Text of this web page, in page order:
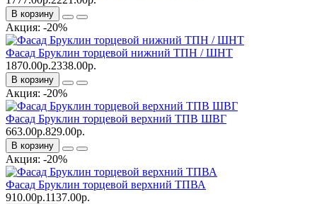
В корзину
Акция: -20%
Фасад Бруклин торцевой нижний ТПН / ШНТ
1870.00р.2338.00р.
В корзину
Акция: -20%
Фасад Бруклин торцевой верхний ТПВ ШВГ
663.00р.829.00р.
В корзину
Акция: -20%
Фасад Бруклин торцевой верхний ТПВА
910.00р.1137.00р.